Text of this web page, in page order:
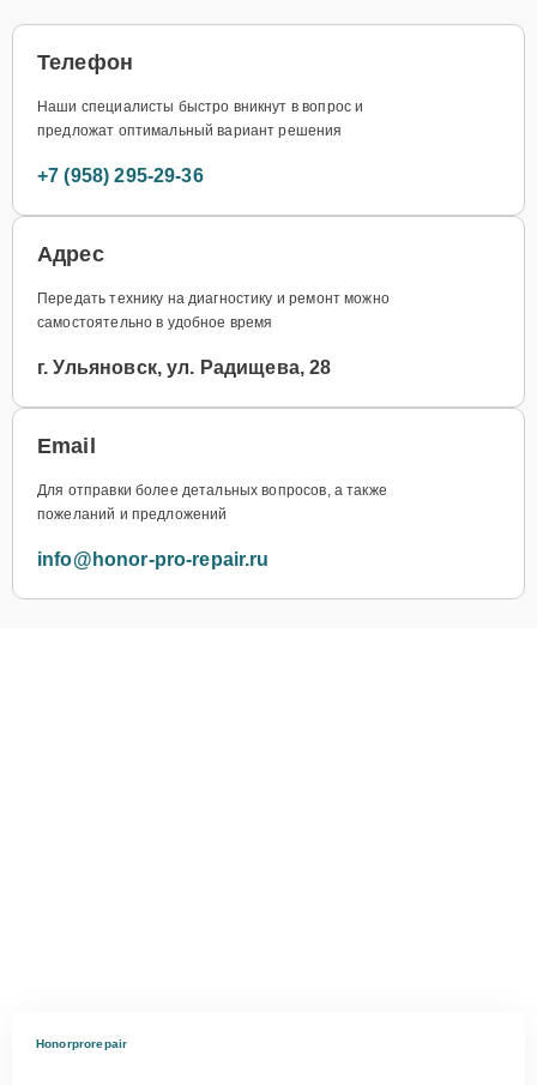
Телефон
Наши специалисты быстро вникнут в вопрос и
предложат оптимальный вариант решения
+7 (958) 295-29-36
Адрес
Передать технику на диагностику и ремонт можно
самостоятельно в удобное время
г. Ульяновск, ул. Радищева, 28
Email
Для отправки более детальных вопросов, а также
пожеланий и предложений
info@honor-pro-repair.ru
Honorprorepair